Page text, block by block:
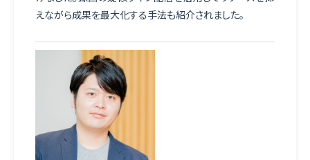
えながら成果を最大化する手法も紹介されました。